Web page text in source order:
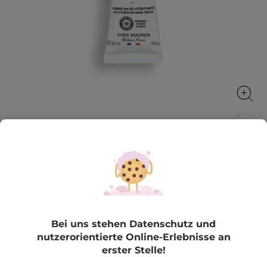
Handcreme Hammam Arganöl-
Rosenwasser 30 ml
Pflegende Handcreme mit unwiderstehlichem,
30 ml
4.6 ★★★★★
★★★★★ (402)BEWERTUNG VERFASSEN
Bei uns stehen Datenschutz und
nutzerorientierte Online-Erlebnisse an
erster Stelle!